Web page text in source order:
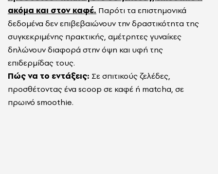
ακόμα και στον καφέ. Παρότι τα επιστημονικά
δεδομένα δεν επιβεβαιώνουν την δραστικότητα της
συγκεκριμένης πρακτικής, αμέτρητες γυναίκες
δηλώνουν διαφορά στην όψη και υφή της
επιδερμίδας τους.
Πώς να το εντάξεις: Σε σπιτικούς ζελέδες,
προσθέτοντας ένα scoop σε καφέ ή matcha, σε
πρωινό smoothie.